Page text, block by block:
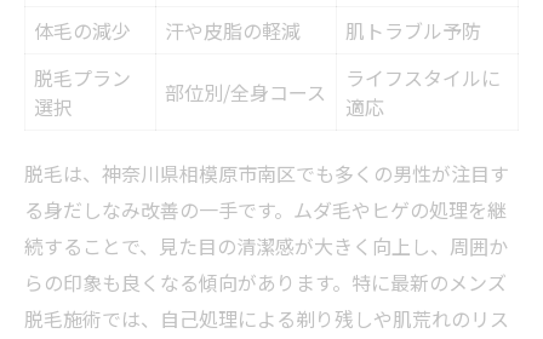
体毛の減少 汗や皮脂の軽減
肌トラブル予防
脱毛プラン
選択
部位別/全身コース
ライフスタイルに
適応
脱毛は、神奈川県相模原市南区でも多くの男性が注目す
る身だしなみ改善の一手です。ムダ毛やヒゲの処理を継
続することで、見た目の清潔感が大きく向上し、周囲か
らの印象も良くなる傾向があります。特に最新のメンズ
脱毛施術では、自己処理による剃り残しや肌荒れのリス